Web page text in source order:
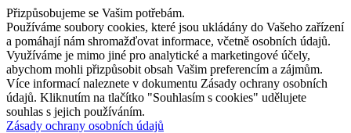
Přizpůsobujeme se Vašim potřebám.
Používáme soubory cookies, které jsou ukládány do Vašeho zařízení
a pomáhají nám shromažďovat informace, včetně osobních údajů.
Využíváme je mimo jiné pro analytické a marketingové účely,
abychom mohli přizpůsobit obsah Vašim preferencím a zájmům.
Více informací naleznete v dokumentu Zásady ochrany osobních
údajů. Kliknutím na tlačítko "Souhlasím s cookies" udělujete
souhlas s jejich používáním.
Zásady ochrany osobních údajů